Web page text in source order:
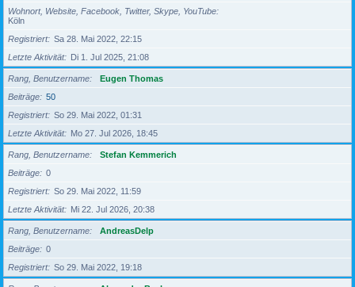
Wohnort, Website, Facebook, Twitter, Skype, YouTube
Köln
Registriert
Sa 28. Mai 2022, 22:15
Letzte Aktivität
Di 1. Jul 2025, 21:08
Rang, Benutzername
Eugen Thomas
Beiträge
50
Registriert
So 29. Mai 2022, 01:31
Letzte Aktivität
Mo 27. Jul 2026, 18:45
Rang, Benutzername
Stefan Kemmerich
Beiträge
0
Registriert
So 29. Mai 2022, 11:59
Letzte Aktivität
Mi 22. Jul 2026, 20:38
Rang, Benutzername
AndreasDelp
Beiträge
0
Registriert
So 29. Mai 2022, 19:18